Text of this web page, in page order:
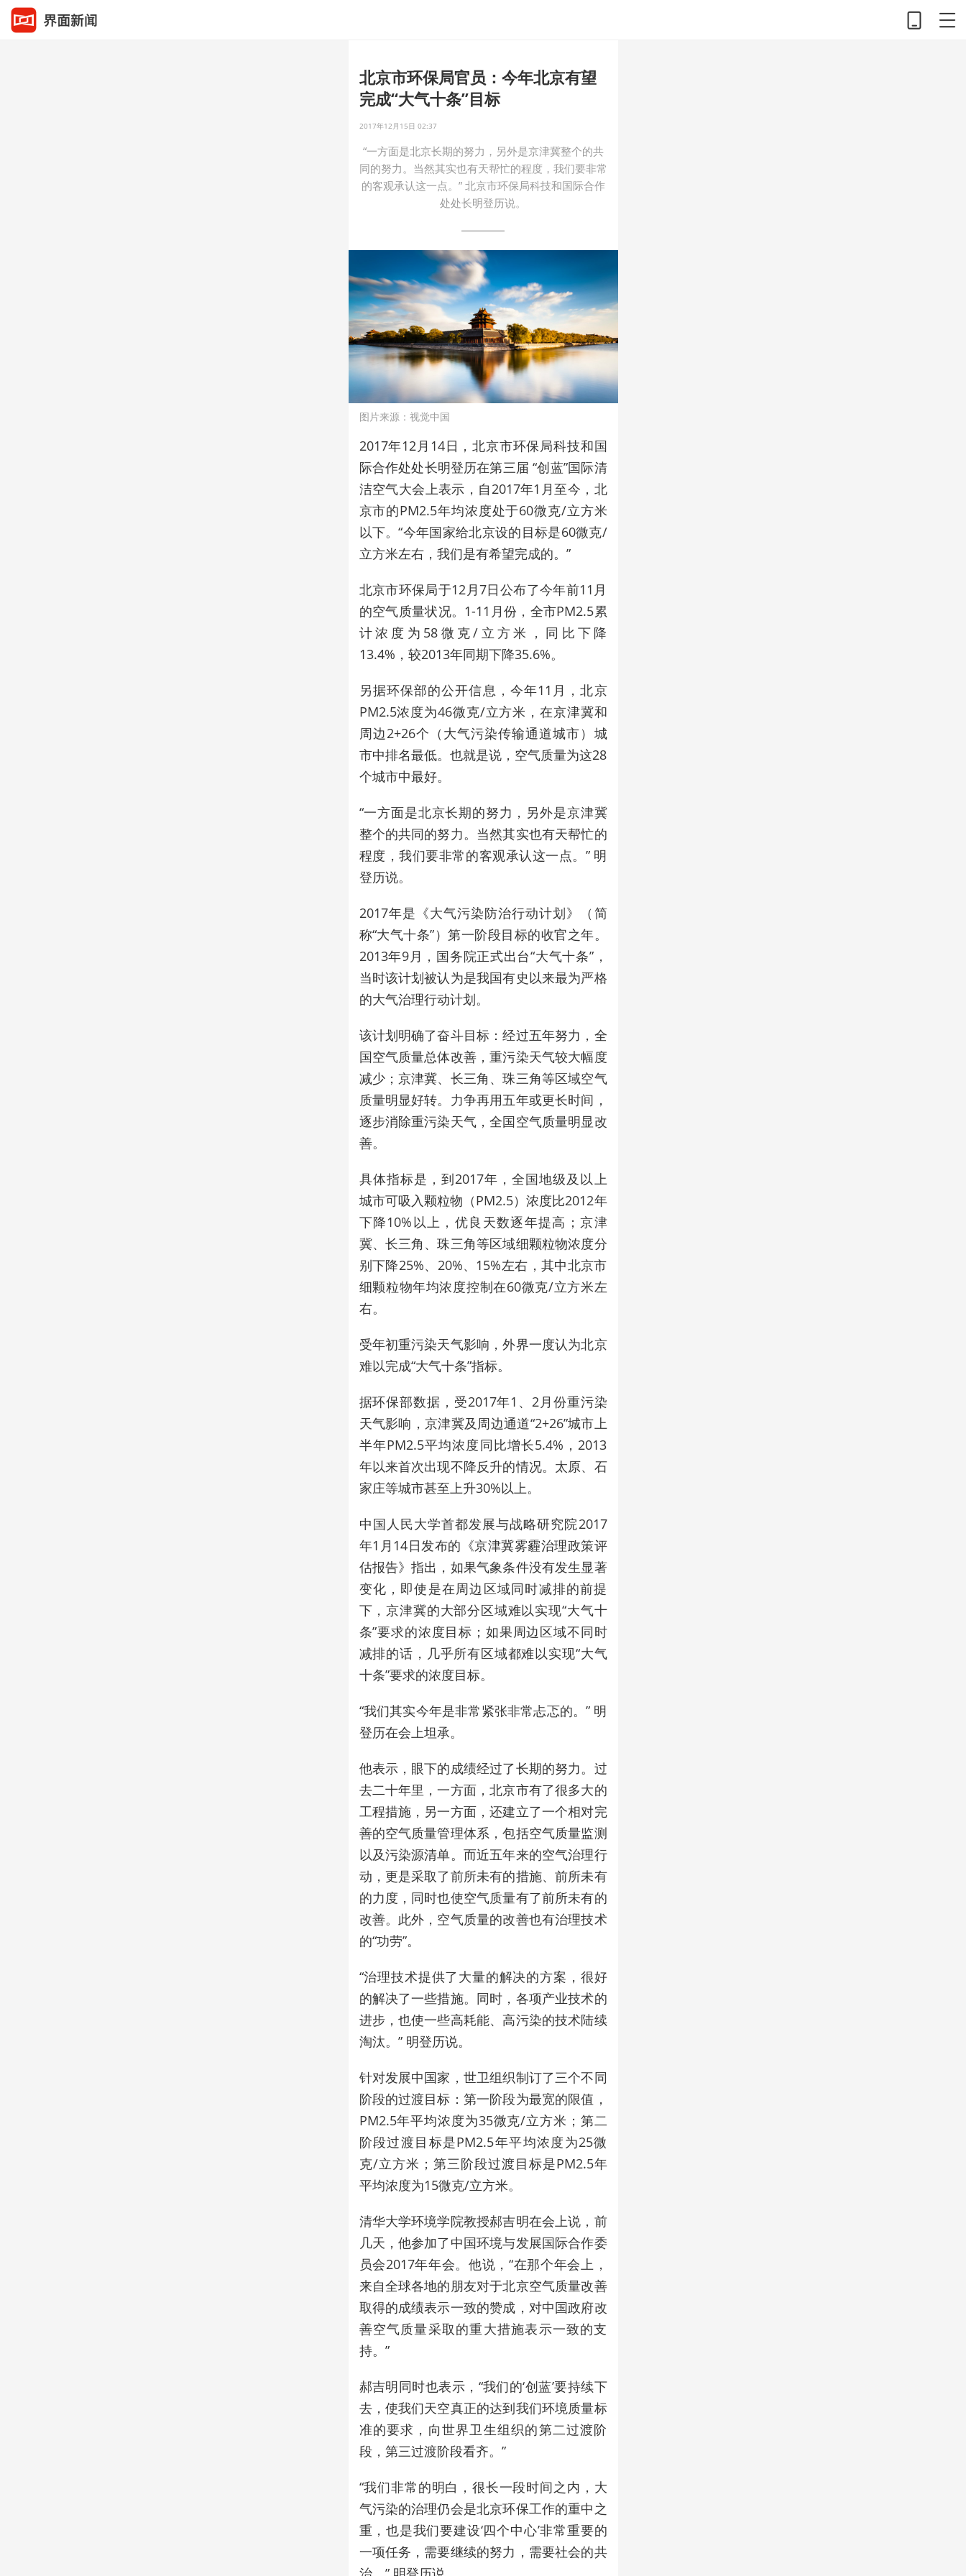
北京市环保局官员：今年北京有望
完成“大气十条”目标
2017年12月15日 02:37
“一方面是北京长期的努力，另外是京津冀整个的共
同的努力。当然其实也有天帮忙的程度，我们要非常
的客观承认这一点。” 北京市环保局科技和国际合作
处处长明登历说。
图片来源：视觉中国
2017年12月14日，北京市环保局科技和国
际合作处处长明登历在第三届 “创蓝”国际清
洁空气大会上表示，自2017年1月至今，北
京市的PM2.5年均浓度处于60微克/立方米
以下。“今年国家给北京设的目标是60微克/
立方米左右，我们是有希望完成的。”
北京市环保局于12月7日公布了今年前11月
的空气质量状况。1-11月份，全市PM2.5累
计浓度为58微克/立方米，同比下降
13.4%，较2013年同期下降35.6%。
另据环保部的公开信息，今年11月，北京
PM2.5浓度为46微克/立方米，在京津冀和
周边2+26个（大气污染传输通道城市）城
市中排名最低。也就是说，空气质量为这28
个城市中最好。
“一方面是北京长期的努力，另外是京津冀
整个的共同的努力。当然其实也有天帮忙的
程度，我们要非常的客观承认这一点。” 明
登历说。
2017年是《大气污染防治行动计划》（简
称“大气十条”）第一阶段目标的收官之年。
2013年9月，国务院正式出台“大气十条”，
当时该计划被认为是我国有史以来最为严格
的大气治理行动计划。
该计划明确了奋斗目标：经过五年努力，全
国空气质量总体改善，重污染天气较大幅度
减少；京津冀、长三角、珠三角等区域空气
质量明显好转。力争再用五年或更长时间，
逐步消除重污染天气，全国空气质量明显改
善。
具体指标是，到2017年，全国地级及以上
城市可吸入颗粒物（PM2.5）浓度比2012年
下降10%以上，优良天数逐年提高；京津
冀、长三角、珠三角等区域细颗粒物浓度分
别下降25%、20%、15%左右，其中北京市
细颗粒物年均浓度控制在60微克/立方米左
右。
受年初重污染天气影响，外界一度认为北京
难以完成“大气十条”指标。
据环保部数据，受2017年1、2月份重污染
天气影响，京津冀及周边通道“2+26”城市上
半年PM2.5平均浓度同比增长5.4%，2013
年以来首次出现不降反升的情况。太原、石
家庄等城市甚至上升30%以上。
中国人民大学首都发展与战略研究院2017
年1月14日发布的《京津冀雾霾治理政策评
估报告》指出，如果气象条件没有发生显著
变化，即使是在周边区域同时减排的前提
下，京津冀的大部分区域难以实现“大气十
条”要求的浓度目标；如果周边区域不同时
减排的话，几乎所有区域都难以实现“大气
十条”要求的浓度目标。
“我们其实今年是非常紧张非常忐忑的。” 明
登历在会上坦承。
他表示，眼下的成绩经过了长期的努力。过
去二十年里，一方面，北京市有了很多大的
工程措施，另一方面，还建立了一个相对完
善的空气质量管理体系，包括空气质量监测
以及污染源清单。而近五年来的空气治理行
动，更是采取了前所未有的措施、前所未有
的力度，同时也使空气质量有了前所未有的
改善。此外，空气质量的改善也有治理技术
的“功劳”。
“治理技术提供了大量的解决的方案，很好
的解决了一些措施。同时，各项产业技术的
进步，也使一些高耗能、高污染的技术陆续
淘汰。” 明登历说。
针对发展中国家，世卫组织制订了三个不同
阶段的过渡目标：第一阶段为最宽的限值，
PM2.5年平均浓度为35微克/立方米；第二
阶段过渡目标是PM2.5年平均浓度为25微
克/立方米；第三阶段过渡目标是PM2.5年
平均浓度为15微克/立方米。
清华大学环境学院教授郝吉明在会上说，前
几天，他参加了中国环境与发展国际合作委
员会2017年年会。他说，“在那个年会上，
来自全球各地的朋友对于北京空气质量改善
取得的成绩表示一致的赞成，对中国政府改
善空气质量采取的重大措施表示一致的支
持。”
郝吉明同时也表示，“我们的‘创蓝’要持续下
去，使我们天空真正的达到我们环境质量标
准的要求，向世界卫生组织的第二过渡阶
段，第三过渡阶段看齐。”
“我们非常的明白，很长一段时间之内，大
气污染的治理仍会是北京环保工作的重中之
重，也是我们要建设‘四个中心’非常重要的
一项任务，需要继续的努力，需要社会的共